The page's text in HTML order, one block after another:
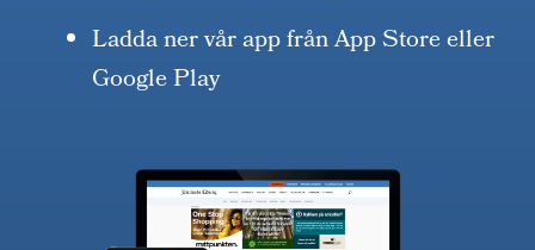
Ladda ner vår app från App Store eller
Google Play